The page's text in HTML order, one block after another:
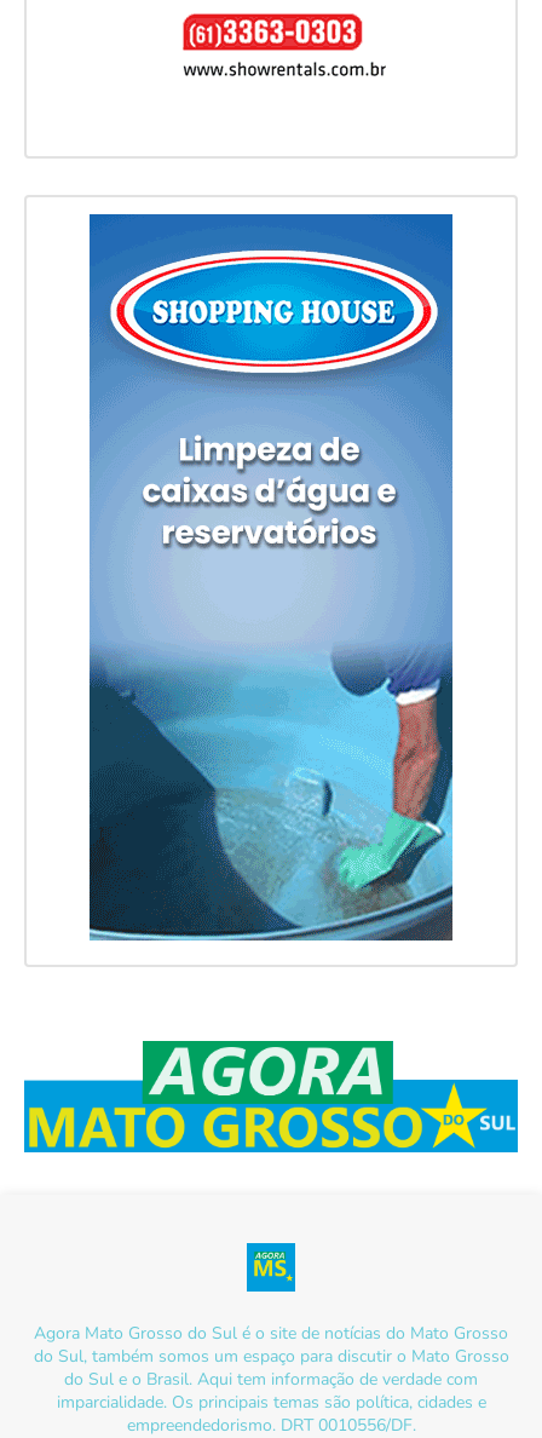
Agora Mato Grosso do Sul é o site de notícias do Mato Grosso
do Sul, também somos um espaço para discutir o Mato Grosso
do Sul e o Brasil. Aqui tem informação de verdade com
imparcialidade. Os principais temas são política, cidades e
empreendedorismo. DRT 0010556/DF.